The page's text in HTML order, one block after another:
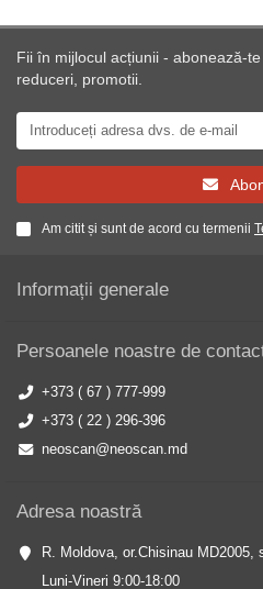
Fii în mijlocul acțiunii - abonează-
reduceri, promotii.
Am citit și sunt de acord cu termenii
Informații generale
Persoanele noastre de
+373 ( 67 ) 777-999
+373 ( 22 ) 296-396
neoscan@neoscan.md
Adresa noastră
R. Moldova, or.Chisinau MD2005,
Luni-Vineri 9:00-18:00